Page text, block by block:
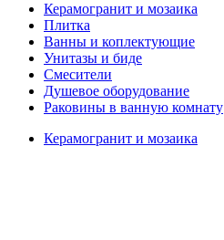
Керамогранит и мозаика
Плитка
Ванны и коплектующие
Унитазы и биде
Смесители
Душевое оборудование
Раковины в ванную комнату
Керамогранит и мозаика